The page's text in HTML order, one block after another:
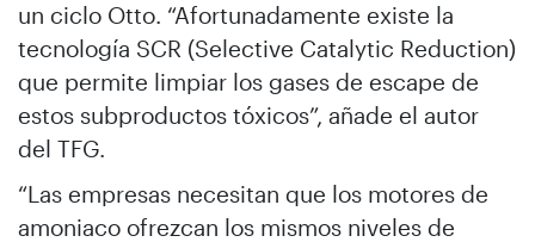
un ciclo Otto. “Afortunadamente existe la
tecnología SCR (Selective Catalytic Reduction)
que permite limpiar los gases de escape de
estos subproductos tóxicos”, añade el autor
del TFG.
“Las empresas necesitan que los motores de
amoniaco ofrezcan los mismos niveles de